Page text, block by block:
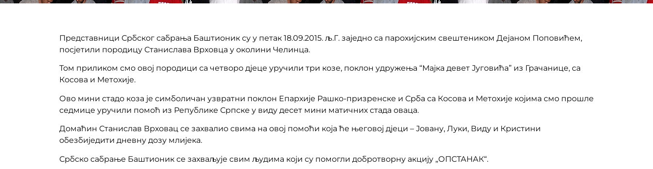
Представници Србског сабрања Баштионик су у петак 18.09.2015. љ.Г. заједно са парохијским свештеником Дејаном Поповићем,
посјетили породицу Станислава Врховца у околини Челинца.
Том приликом смо овој породици са четворо дјеце уручили три козе, поклон удружења “Мајка девет Југовића” из Грачанице, са
Косова и Метохије.
Ово мини стадо коза је симболичан узвратни поклон Епархије Рашко-призренске и Срба са Косова и Метохије којима смо прошле
седмице уручили помоћ из Републике Српске у виду десет мини матичних стада оваца.
Домаћин Станислав Врховац се захвалио свима на овој помоћи која ће његовој дјеци – Јовану, Луки, Виду и Кристини
обезбиједити дневну дозу млијека.
Србско сабрање Баштионик се захваљује свим људима који су помогли добротворну акцију „ОПСТАНАК“.​